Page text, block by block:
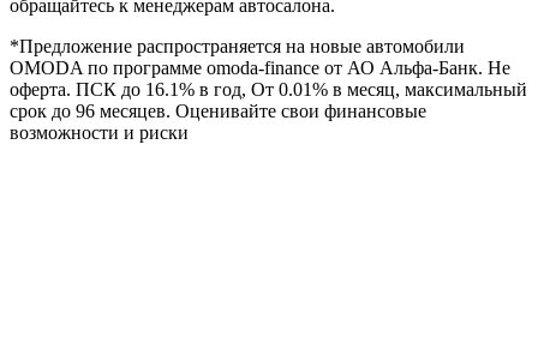
обращайтесь к менеджерам автосалона.
*Предложение распространяется на новые автомобили
OMODA по программе omoda-finance от АО Альфа-Банк. Не
оферта. ПСК до 16.1% в год, От 0.01% в месяц, максимальный
срок до 96 месяцев. Оценивайте свои финансовые
возможности и риски